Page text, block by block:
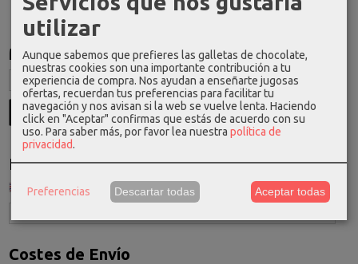
Marcas
Idioma
Costes de Envío
utilizar
Aunque sabemos que prefieres las galletas de chocolate,
nuestras cookies son una importante contribución a tu
experiencia de compra. Nos ayudan a enseñarte jugosas
ofertas, recuerdan tus preferencias para facilitar tu
navegación y nos avisan si la web se vuelve lenta. Haciendo
click en "Aceptar" confirmas que estás de acuerdo con su
uso. Para saber más, por favor lea nuestra política de
privacidad.
Preferencias Descartar todas Aceptar todas